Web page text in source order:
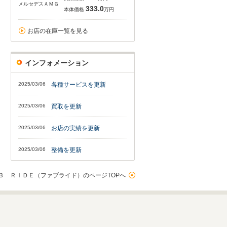
メルセデスＡＭＧ
本体価格 333.0万円
お店の在庫一覧を見る
インフォメーション
2025/03/06 各種サービスを更新
2025/03/06 買取を更新
2025/03/06 お店の実績を更新
2025/03/06 整備を更新
ＲＩＤＥ（ファブライド）のページTOPへ